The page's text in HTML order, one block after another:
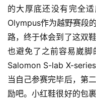
的大厚底还没有完全
Olympus作为越野赛段
路，终于体会到了这双
也避免了之前容易崴
Salomon S-lab X-
当自己参赛完毕后，第
励吧。小红鞋很好的包